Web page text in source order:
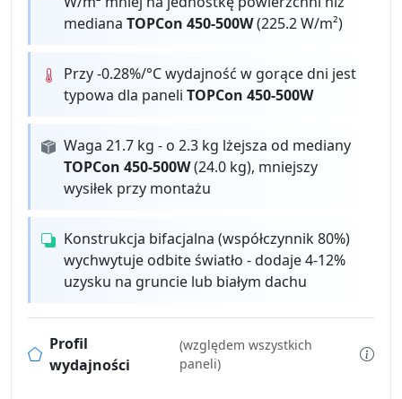
medianaTOPCon 450-500W(225.2 W/m²)
Przy -0.28%/°C wydajność w gorące dni jest
typowa dla paneliTOPCon 450-500W
Waga 21.7 kg - o 2.3 kg lżejsza od mediany
TOPCon 450-500W(24.0 kg), mniejszy
wysiłek przy montażu
Konstrukcja bifacjalna (współczynnik 80%)
wychwytuje odbite światło - dodaje 4-12%
uzysku na gruncie lub białym dachu
Profil
wydajności
(względem wszystkich
paneli)